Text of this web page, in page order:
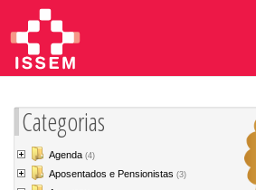
Categorias
Agenda (4)
Aposentados e Pensionistas (3)